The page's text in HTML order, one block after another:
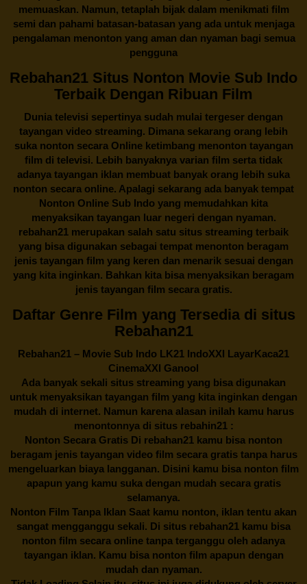
memuaskan. Namun, tetaplah bijak dalam menikmati film
semi dan pahami batasan-batasan yang ada untuk menjaga
pengalaman menonton yang aman dan nyaman bagi semua
pengguna
Rebahan21 Situs Nonton Movie Sub Indo
Terbaik Dengan Ribuan Film
Dunia televisi sepertinya sudah mulai tergeser dengan
tayangan video streaming. Dimana sekarang orang lebih
suka nonton secara Online ketimbang menonton tayangan
film di televisi. Lebih banyaknya varian film serta tidak
adanya tayangan iklan membuat banyak orang lebih suka
nonton secara online. Apalagi sekarang ada banyak tempat
Nonton Online Sub Indo yang memudahkan kita
menyaksikan tayangan luar negeri dengan nyaman.
rebahan21 merupakan salah satu situs streaming terbaik
yang bisa digunakan sebagai tempat menonton beragam
jenis tayangan film yang keren dan menarik sesuai dengan
yang kita inginkan. Bahkan kita bisa menyaksikan beragam
jenis tayangan film secara gratis.
Daftar Genre Film yang Tersedia di situs
Rebahan21
Rebahan21 – Movie Sub Indo LK21 IndoXXI LayarKaca21
CinemaXXI Ganool
Ada banyak sekali situs streaming yang bisa digunakan
untuk menyaksikan tayangan film yang kita inginkan dengan
mudah di internet. Namun karena alasan inilah kamu harus
menontonnya di situs rebahin21 :
Nonton Secara Gratis Di rebahan21 kamu bisa nonton
beragam jenis tayangan video film secara gratis tanpa harus
mengeluarkan biaya langganan. Disini kamu bisa nonton film
apapun yang kamu suka dengan mudah secara gratis
selamanya.
Nonton Film Tanpa Iklan Saat kamu nonton, iklan tentu akan
sangat mengganggu sekali. Di situs rebahan21 kamu bisa
nonton film secara online tanpa terganggu oleh adanya
tayangan iklan. Kamu bisa nonton film apapun dengan
mudah dan nyaman.